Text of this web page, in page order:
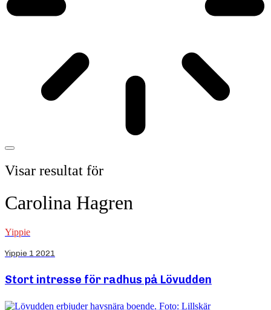
Visar resultat för
Carolina Hagren
Yippie
Yippie 1 2021
Stort intresse för radhus på Lövudden